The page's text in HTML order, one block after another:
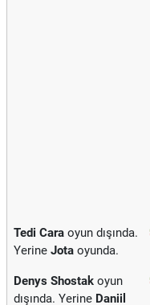
Tedi Cara oyun dışında.
Yerine Jota oyunda.
Denys Shostak oyun
dışında. Yerine Daniil